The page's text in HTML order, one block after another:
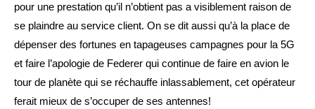
pour une prestation qu’il n’obtient pas a visiblement raison de
se plaindre au service client. On se dit aussi qu’à la place de
dépenser des fortunes en tapageuses campagnes pour la 5G
et faire l’apologie de Federer qui continue de faire en avion le
tour de planète qui se réchauffe inlassablement, cet opérateur
ferait mieux de s’occuper de ses antennes!